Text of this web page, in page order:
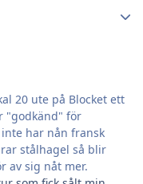
20 ute på Blocket ett
"godkänd" för
har nån fransk
stålhagel så blir
av sig nåt mer.